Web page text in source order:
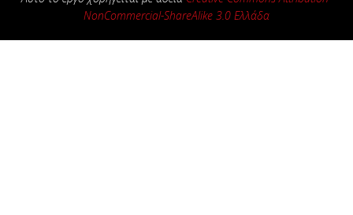
NonCommercial-ShareAlike 3.0 Ελλάδα